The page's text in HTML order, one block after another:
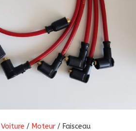
Voiture / Moteur / Faisceau